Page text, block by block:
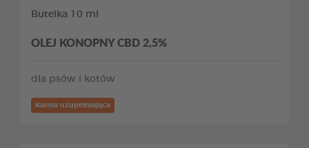
Butelka 10 ml
OLEJ KONOPNY CBD 2,5%
dla psów i kotów
Karma uzupełniająca